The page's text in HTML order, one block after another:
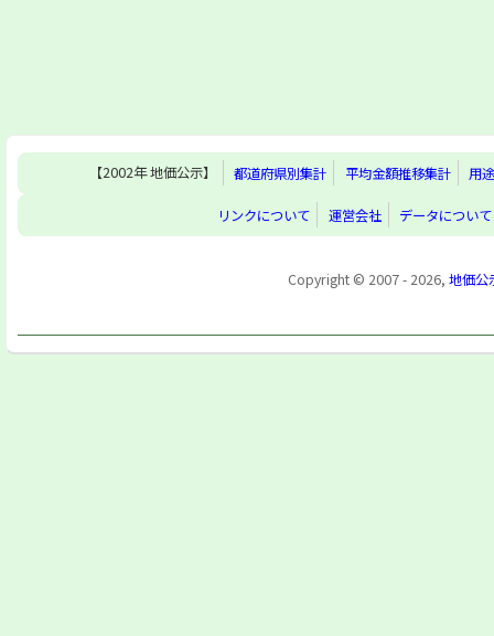
【2002年 地価公示】 都道府県別集計 平均金額推移集計 用
リンクについて 運営会社 データについて
Copyright © 2007 - 2026, 地価公